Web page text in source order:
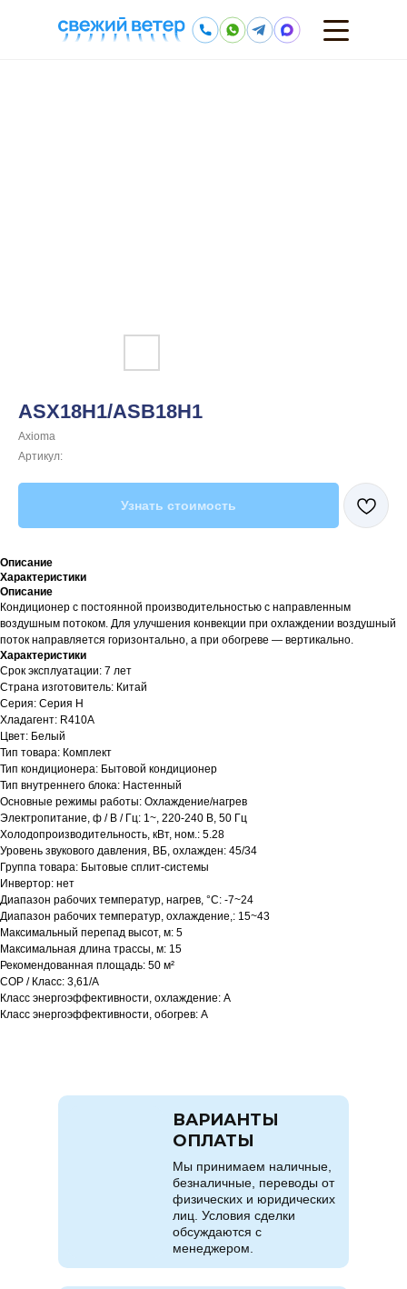
ASX18H1/ASB18H1
Axioma
Артикул:
Узнать стоимость
Описание
Характеристики
Описание
Кондиционер с постоянной производительностью с направленным
воздушным потоком. Для улучшения конвекции при охлаждении воздушный
поток направляется горизонтально, а при обогреве — вертикально.
Характеристики
Срок эксплуатации: 7 лет
Страна изготовитель: Китай
Серия: Серия H
Хладагент: R410A
Цвет: Белый
Тип товара: Комплект
Тип кондиционера: Бытовой кондиционер
Тип внутреннего блока: Настенный
Основные режимы работы: Охлаждение/нагрев
Электропитание, ф / В / Гц: 1~, 220-240 В, 50 Гц
Холодопроизводительность, кВт, ном.: 5.28
Уровень звукового давления, ВБ, охлажден: 45/34
Группа товара: Бытовые сплит-системы
Инвертор: нет
Диапазон рабочих температур, нагрев, °C: -7~24
Диапазон рабочих температур, охлаждение,: 15~43
Максимальный перепад высот, м: 5
Максимальная длина трассы, м: 15
Рекомендованная площадь: 50 м²
COP / Класс: 3,61/A
Класс энергоэффективности, охлаждение: A
Класс энергоэффективности, обогрев: A
Мы принимаем наличные,
безналичные, переводы от
физических и юридических
лиц. Условия сделки
обсуждаются с
менеджером.
ВАРИАНТЫ
ОПЛАТЫ